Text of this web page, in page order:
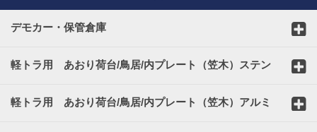
デモカー・保管倉庫
軽トラ用 あおり荷台/鳥居/内プレート（笠木）ステン
軽トラ用 あおり荷台/鳥居/内プレート（笠木）アルミ